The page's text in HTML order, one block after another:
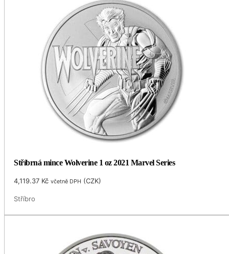
Stříbrná mince Wolverine 1 oz 2021 Marvel Series
4,119.37 Kč včetně DPH (CZK)
Stříbro